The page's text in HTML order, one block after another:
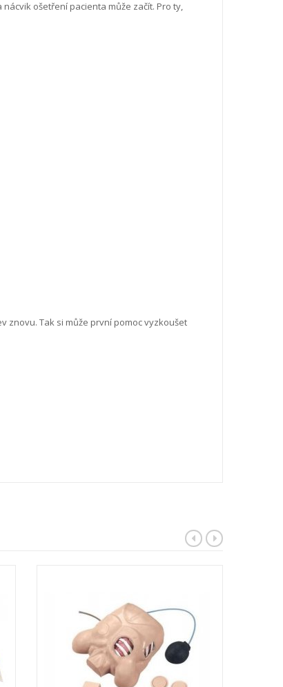
ošetření pacienta může začít. Pro ty,
znovu. Tak si může první pomoc vyzkoušet